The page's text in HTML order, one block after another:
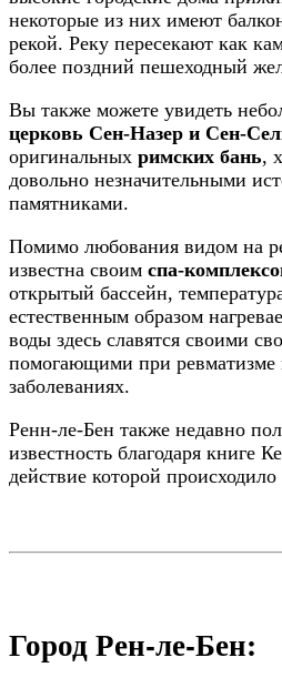
некоторые из них имеют
рекой. Реку пересекают как
более поздний пешеходный
Вы также можете увидеть
церковь Сен-Назер и Сен-
оригинальных римских бань,
довольно незначительными
памятниками.
Помимо любования видом на
известна своим спа-
открытый бассейн,
естественным образом
воды здесь славятся своими
помогающими при
заболеваниях.
Ренн-ле-Бен также недавно
известность благодаря книге
действие которой
Город Рен-ле-Бен: